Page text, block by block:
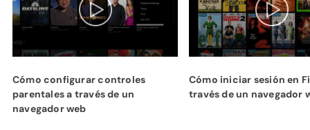
Cómo configurar controles
parentales a través de un
navegador web
Cómo iniciar sesión en
través de un navegador